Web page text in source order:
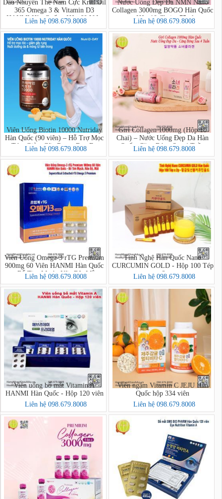
Dầu Nhuyễn Thể Nam Cực Krill Oil
365 Omega 3 & Vitamin D3
HANMI Hàn Quốc - Hộp 60 Viên
Liên hệ 098.679.8008
Nước Uống Đẹp Da NMN Nano
Collagen 3000mg BOGO Hàn Quốc
- Hộp 10 Chai x 75ml
Liên hệ 098.679.8008
Viên Uống Biotin 10000 Nutriday
Hàn Quốc (90 viên) – Hỗ Trợ Mọc
Tóc, Giảm Gãy Rụng, Đẹp Da
Liên hệ 098.679.8008
Girl Collagen 1000mg (Hộp 10
Chai) – Nước Uống Đẹp Da Hàn
Quốc, Căng Bóng Sau 4 Tuần
Liên hệ 098.679.8008
Viên Uống Omega-3 rTG Premium
900mg 60 Viên HANMI Hàn Quốc
– Bổ Tim Mạch, Não Bộ, Mắt
Liên hệ 098.679.8008
Tinh Nghệ Hàn Quốc Nano
CURCUMIN GOLD - Hộp 100 Tép
x 2g
Liên hệ 098.679.8008
Viên uống bổ mắt Vitamin A
HANMI Hàn Quốc - Hộp 120 viên
Liên hệ 098.679.8008
Viên ngậm Vitamin C JEJU Hàn
Quốc hộp 334 viên
Liên hệ 098.679.8008